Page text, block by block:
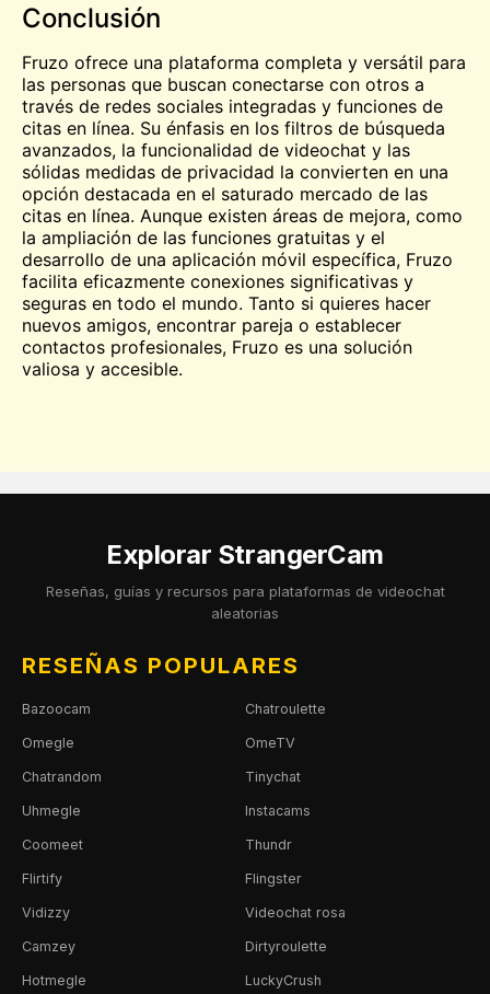
Conclusión
Fruzo ofrece una plataforma completa y versátil para
las personas que buscan conectarse con otros a
través de redes sociales integradas y funciones de
citas en línea. Su énfasis en los filtros de búsqueda
avanzados, la funcionalidad de videochat y las
sólidas medidas de privacidad la convierten en una
opción destacada en el saturado mercado de las
citas en línea. Aunque existen áreas de mejora, como
la ampliación de las funciones gratuitas y el
desarrollo de una aplicación móvil específica, Fruzo
facilita eficazmente conexiones significativas y
seguras en todo el mundo. Tanto si quieres hacer
nuevos amigos, encontrar pareja o establecer
contactos profesionales, Fruzo es una solución
valiosa y accesible.
Explorar StrangerCam
Reseñas, guías y recursos para plataformas de videochat
aleatorias
RESEÑAS POPULARES
Bazoocam Chatroulette
Omegle OmeTV
Chatrandom Tinychat
Uhmegle Instacams
Coomeet Thundr
Flirtify Flingster
Vidizzy Videochat rosa
Camzey Dirtyroulette
Hotmegle LuckyCrush